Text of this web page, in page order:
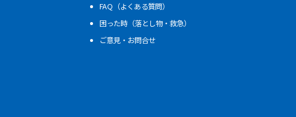
FAQ（よくある質問）
困った時（落とし物・救急）
ご意見・お問合せ